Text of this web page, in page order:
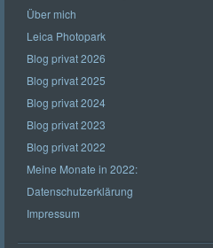
Über mich
Leica Photopark
Blog privat 2026
Blog privat 2025
Blog privat 2024
Blog privat 2023
Blog privat 2022
Meine Monate in 2022:
Datenschutzerklärung
Impressum